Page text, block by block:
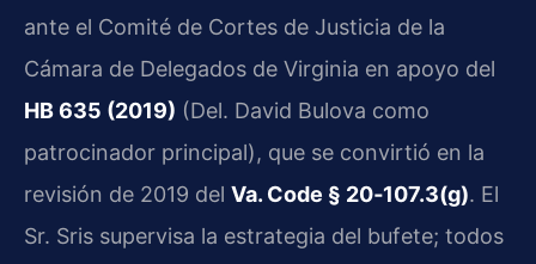
ante el Comité de Cortes de Justicia de la
Cámara de Delegados de Virginia en apoyo del
HB 635 (2019) (Del. David Bulova como
patrocinador principal), que se convirtió en la
revisión de 2019 del Va. Code § 20‑107.3(g). El
Sr. Sris supervisa la estrategia del bufete; todos